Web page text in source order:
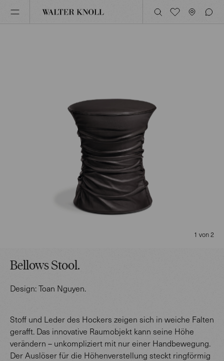
Bellows Stool.
Design:Toan Nguyen.
Stoff und Leder des Hockers zeigen sich in weiche Falten
gerafft. Das innovative Raumobjekt kann seine Höhe
verändern – unkompliziert mit nur einer Handbewegung.
Der Auslöser für die Höhenverstellung steckt ringförmig
1 von 2